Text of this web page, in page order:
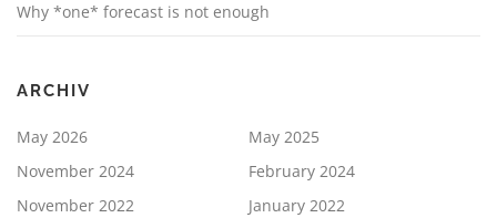
Why *one* forecast is not enough
ARCHIV
May 2026
May 2025
November 2024
February 2024
November 2022
January 2022